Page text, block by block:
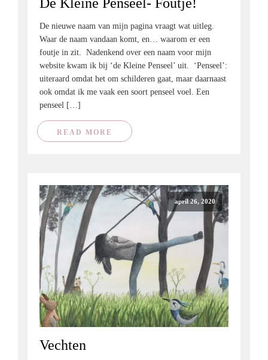
De nieuwe naam van mijn pagina vraagt wat uitleg.
Waar de naam vandaan komt, en… waarom er een
foutje in zit. Nadenkend over een naam voor mijn
website kwam ik bij ‘de Kleine Penseel’ uit. ‘Penseel’:
uiteraard omdat het om schilderen gaat, maar daarnaast
ook omdat ik me vaak een soort penseel voel. Een
penseel […]
READ MORE
april 26, 2020
Vechten